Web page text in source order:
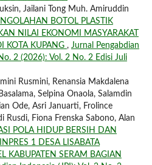
Jailani Tong Muh. Amiruddin
BOTOL PLASTIK
NILAI EKONOMI MASYARAKAT
KOTA KUPANG , Jurnal Pengabdian
2 (2026): Vol. 2 No. 2 Edisi Juli
Rusmini, Renansia Makdalena
Selpina Onaola, Salamdin
Ode, Asri Januarti, Frolince
Rusdi, Fiona Frenska Sabono, Alan
POLA HIDUP BERSIH DAN
1 DESA LISABATA
KABUPATEN SERAM BAGIAN